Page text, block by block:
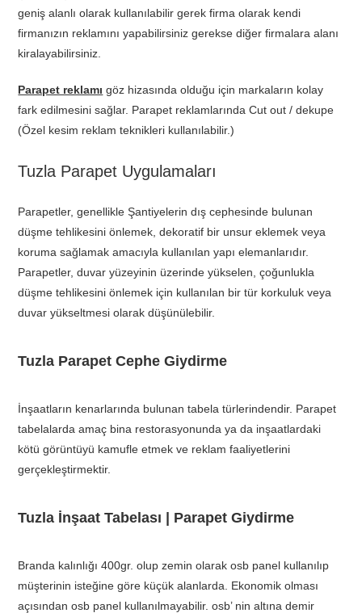
geniş alanlı olarak kullanılabilir gerek firma olarak kendi
firmanızın reklamını yapabilirsiniz gerekse diğer firmalara alanı
kiralayabilirsiniz.
Parapet reklamı göz hizasında olduğu için markaların kolay
fark edilmesini sağlar. Parapet reklamlarında Cut out / dekupe
(Özel kesim reklam teknikleri kullanılabilir.)
Tuzla Parapet Uygulamaları
Parapetler, genellikle Şantiyelerin dış cephesinde bulunan
düşme tehlikesini önlemek, dekoratif bir unsur eklemek veya
koruma sağlamak amacıyla kullanılan yapı elemanlarıdır.
Parapetler, duvar yüzeyinin üzerinde yükselen, çoğunlukla
düşme tehlikesini önlemek için kullanılan bir tür korkuluk veya
duvar yükseltmesi olarak düşünülebilir.
Tuzla Parapet Cephe Giydirme
İnşaatların kenarlarında bulunan tabela türlerindendir. Parapet
tabelalarda amaç bina restorasyonunda ya da inşaatlardaki
kötü görüntüyü kamufle etmek ve reklam faaliyetlerini
gerçekleştirmektir.
Tuzla İnşaat Tabelası | Parapet Giydirme
Branda kalınlığı 400gr. olup zemin olarak osb panel kullanılıp
müşterinin isteğine göre küçük alanlarda. Ekonomik olması
açısından osb panel kullanılmayabilir. osb’ nin altına demir